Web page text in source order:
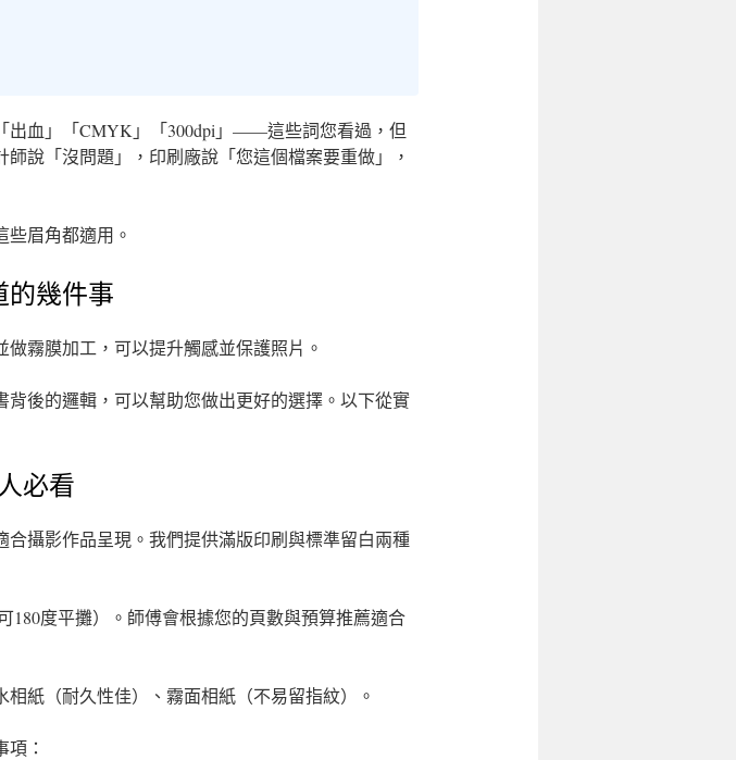
出血」「CMYK」「300dpi」——這些詞您看過，但
說「沒問題」，印刷廠說「您這個檔案要重做」，
眉角都適用。
的幾件事
霧膜加工，可以提升觸感並保護照片。
後的邏輯，可以幫助您做出更好的選擇。以下從實
必看
攝影作品呈現。我們提供滿版印刷與標準留白兩種
180度平攤）。師傅會根據您的頁數與預算推薦適合
紙（耐久性佳）、霧面相紙（不易留指紋）。
：